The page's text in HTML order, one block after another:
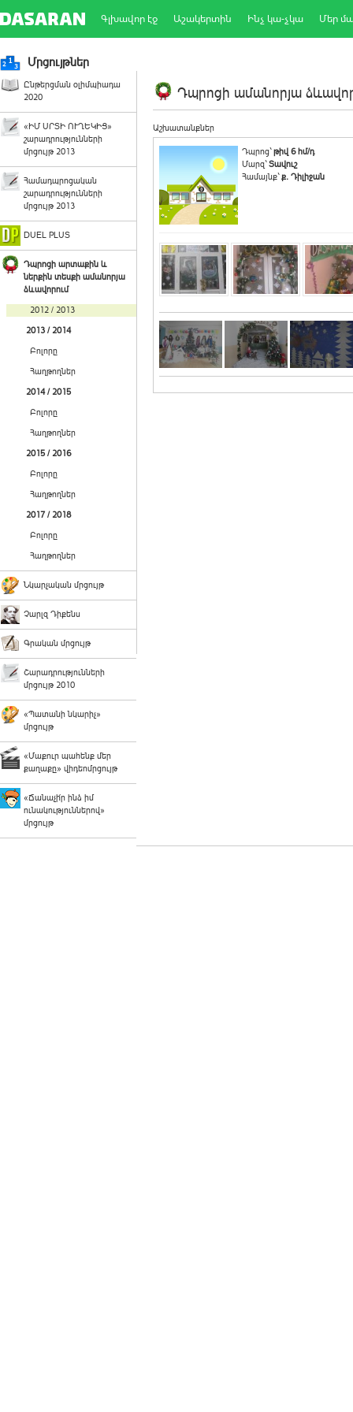
Գլխավոր էջ Աշակերտին Ինչ կա-չկա Մեր
Մրցույթներ
Ընթերցման օլիմպիադա
2020
«ԻՄ ՍՐՏԻ ՈՒՂԵԿԻՑ»
շարադրությունների
մրցույթ 2013
Համադպրոցական
շարադրությունների
մրցույթ 2013
DUEL PLUS
Դպրոցի արտաքին և
ներքին տեսքի ամանորյա
ձևավորում
2012 / 2013
2013 / 2014
Բոլորը
Հաղթողներ
2014 / 2015
Բոլորը
Հաղթողներ
2015 / 2016
Բոլորը
Հաղթողներ
2017 / 2018
Բոլորը
Հաղթողներ
Նկարչական մրցույթ
Չարլզ Դիքենս
Գրական մրցույթ
Շարադրությունների
մրցույթ 2010
«Պատանի նկարիչ»
մրցույթ
«Մաքուր պահենք մեր
քաղաքը» վիդեոմրցույթ
«Ճանաչի՛ր ինձ իմ
ունակություններով»
մրցույթ
Դպրոցի ամանորյա
Աշխատանքներ
Դպրոց`թիվ 6 հմ/դ
Մարզ`Տավուշ
Համայնք`ք. Դիլիջան